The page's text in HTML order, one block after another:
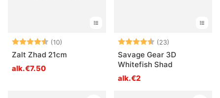
Arvio: (10)
4.6 5:sta tähdestä
Zalt Zhad 21cm
alk.€7.50
Arvio: (23)
Savage Gear 3D
Whitefish Shad
alk.€2